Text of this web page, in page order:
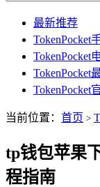
最新推荐
TokenPocket
TokenPocket
TokenPocket
TokenPocket
当前位置： 首页 >
tp钱包苹果
程指南